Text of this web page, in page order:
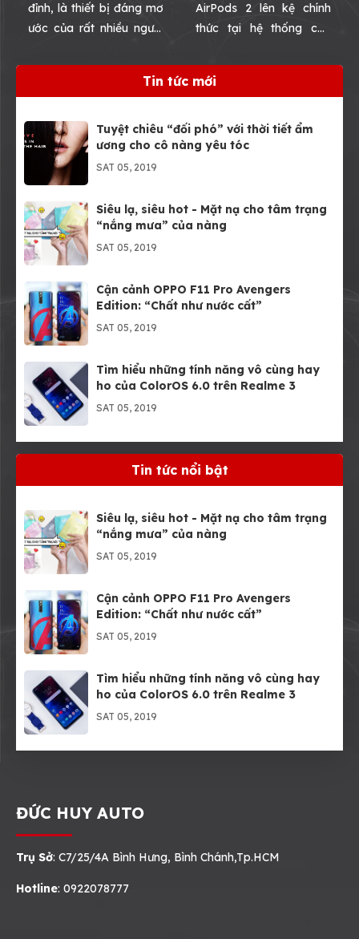
đỉnh, là thiết bị đáng mơ
ước của rất nhiều người
kiến của những “người
trong cuộc” thì tính năng
được bổ sung để làm
việc hiệu quả như một
chiếc laptop chuyên
nghiệp.
AirPods 2 lên kệ chính
thức tại hệ thống các
sau hơn 1 tháng ra mắt.
Chỉ với giá từ 4.990.000đ,
được ngay chiếc tai nghe
không dây hot nhất hiện
Tin tức mới
Tuyệt chiêu “đối phó” với thời tiết ẩm
ương cho cô nàng yêu tóc
SAT 05, 2019
Siêu lạ, siêu hot - Mặt nạ cho tâm trạng
“nắng mưa” của nàng
SAT 05, 2019
Cận cảnh OPPO F11 Pro Avengers
Edition: “Chất như nước cất”
SAT 05, 2019
Tìm hiểu những tính năng vô cùng hay
ho của ColorOS 6.0 trên Realme 3
SAT 05, 2019
sung ngay các tính năng của iPad Pro
SAT 05, 2019
Tin tức nổi bật
Siêu lạ, siêu hot - Mặt nạ cho tâm trạng
“nắng mưa” của nàng
SAT 05, 2019
Cận cảnh OPPO F11 Pro Avengers
Edition: “Chất như nước cất”
SAT 05, 2019
Tìm hiểu những tính năng vô cùng hay
ho của ColorOS 6.0 trên Realme 3
SAT 05, 2019
ĐỨC HUY AUTO
Trụ Sở: C7/25/4A Bình Hưng, Bình Chánh,Tp.HCM
Hotline: 0922078777